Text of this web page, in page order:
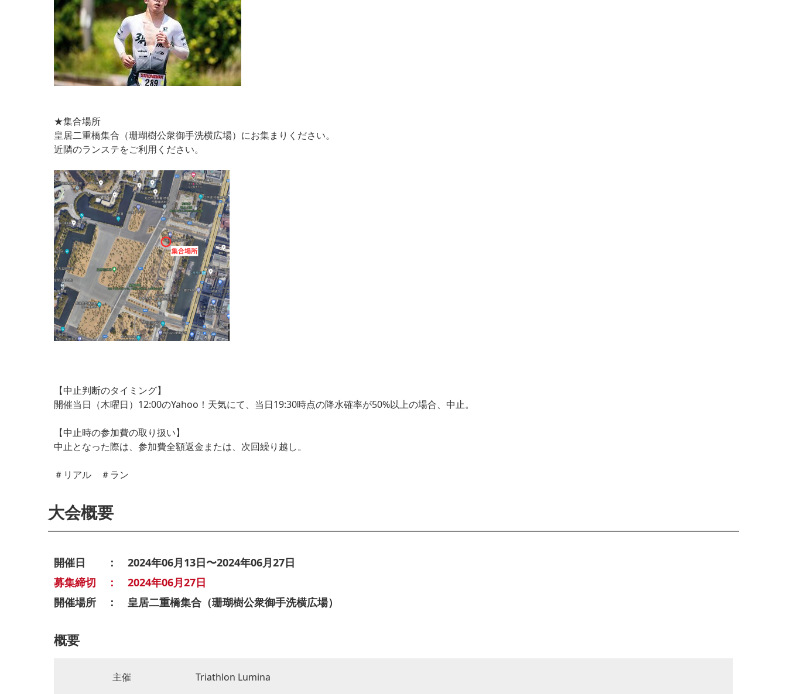
★集合場所
皇居二重橋集合（珊瑚樹公衆御手洗横広場）にお集まりください。
近隣のランステをご利用ください。
【中止判断のタイミング】
開催当日（木曜日）12:00のYahoo！天気にて、当日19:30時点の降水確率が50%以上の場合、中止。
【中止時の参加費の取り扱い】
中止となった際は、参加費全額返金または、次回繰り越し。
＃リアル ＃ラン
大会概要
開催日 ： 2024年06月13日〜2024年06月27日
募集締切 ： 2024年06月27日
開催場所 ： 皇居二重橋集合（珊瑚樹公衆御手洗横広場）
概要
主催 Triathlon Lumina